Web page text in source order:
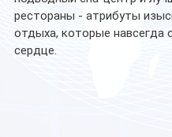
рестораны - атрибуты
отдыха, которые навсегда
сердце.